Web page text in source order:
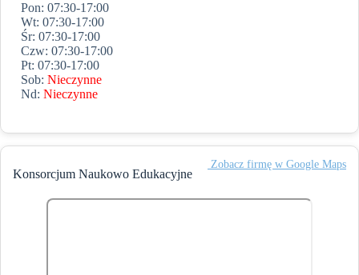
Pon: 07:30-17:00
Wt: 07:30-17:00
Śr: 07:30-17:00
Czw: 07:30-17:00
Pt: 07:30-17:00
Sob: Nieczynne
Nd: Nieczynne
Konsorcjum Naukowo Edukacyjne
️ Zobacz firmę w Google Maps